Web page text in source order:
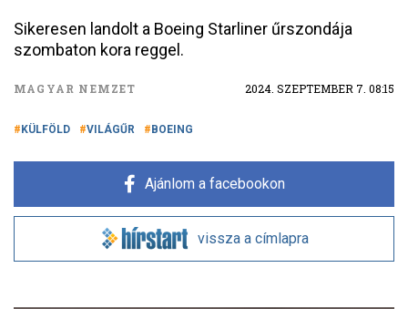
Sikeresen landolt a Boeing Starliner űrszondája
szombaton kora reggel.
MAGYAR NEMZET 2024. SZEPTEMBER 7. 08:15
KÜLFÖLD VILÁGŰR BOEING
Ajánlom a facebookon
vissza a címlapra